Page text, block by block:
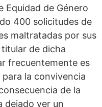
Equidad de Género
400 solicitudes de
maltratadas por sus
de dicha
frecuentemente es
la convivencia
de la
dejado ver un